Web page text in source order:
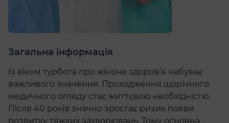
Загальна інформація
Із віком турбота про жіноче здоров’я набуває
важливого значення. Проходження щорічного
медичного огляду стає життєвою необхідністю.
Після 40 років значно зростає ризик появи
розвитку тяжких захворювань. Тому основна